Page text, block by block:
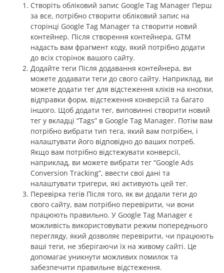
Створіть обліковий запис Google Tag Manager Перш
за все, потрібно створити обліковий запис на
сторінці Google Tag Manager та створити новий
контейнер. Після створення контейнера, GTM
надасть вам фрагмент коду, який потрібно додати
до всіх сторінок вашого сайту.
Додайте теги Після додавання контейнера, ви
можете додавати теги до свого сайту. Наприклад, ви
можете додати тег для відстеження кліків на кнопки,
відправки форм, відстеження конверсій та багато
іншого. Щоб додати тег, виповинні створити новий
тег у вкладці “Tags” в Google Tag Manager. Потім вам
потрібно вибрати тип тега, який вам потрібен, і
налаштувати його відповідно до ваших потреб.
Якщо вам потрібно відстежувати конверсії,
наприклад, ви можете вибрати тег “Google Ads
Conversion Tracking”, ввести свої дані та
налаштувати тригери, які активують цей тег.
Перевірка тегів Після того, як ви додали теги до
свого сайту, вам потрібно перевірити, чи вони
працюють правильно. У Google Tag Manager є
можливість використовувати режим попереднього
перегляду, який дозволяє перевірити, чи працюють
ваші теги, не зберігаючи їх на живому сайті. Це
допомагає уникнути можливих помилок та
забезпечити правильне відстеження.